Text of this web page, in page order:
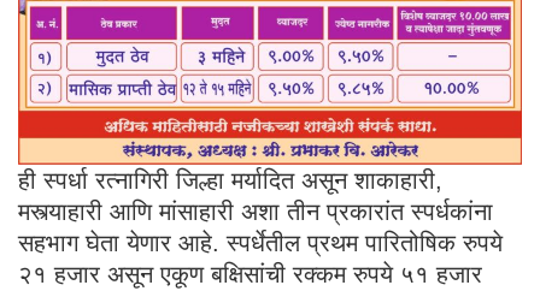
ही स्पर्धा रत्नागिरी जिल्हा मर्यादित असून शाकाहारी,
मस्त्याहारी आणि मांसाहारी अशा तीन प्रकारांत स्पर्धकांना
सहभाग घेता येणार आहे. स्पर्धेतील प्रथम पारितोषिक रुपये
२१ हजार असून एकूण बक्षिसांची रक्कम रुपये ५१ हजार